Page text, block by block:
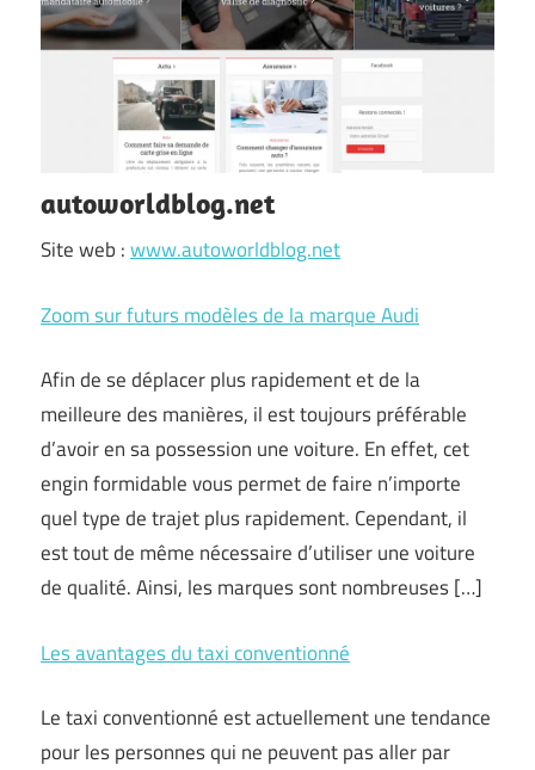
autoworldblog.net
Site web :www.autoworldblog.net
Zoom sur futurs modèles de la marque Audi
Afin de se déplacer plus rapidement et de la
meilleure des manières, il est toujours préférable
d’avoir en sa possession une voiture. En effet, cet
engin formidable vous permet de faire n’importe
quel type de trajet plus rapidement. Cependant, il
est tout de même nécessaire d’utiliser une voiture
de qualité. Ainsi, les marques sont nombreuses […]
Les avantages du taxi conventionné
Le taxi conventionné est actuellement une tendance
pour les personnes qui ne peuvent pas aller par